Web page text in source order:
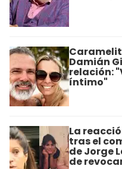
Damián
relación:
íntimo"
La
tras el
de Jorge
de